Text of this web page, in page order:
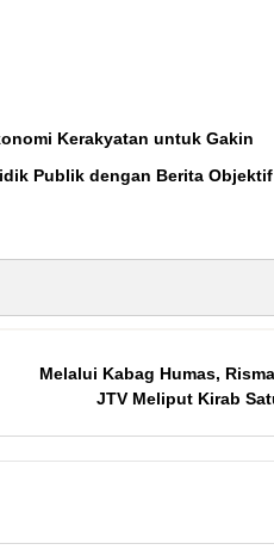
Kerakyatan untuk Gakin
Publik dengan Berita
Melalui Kabag Humas,
JTV Meliput Kirab